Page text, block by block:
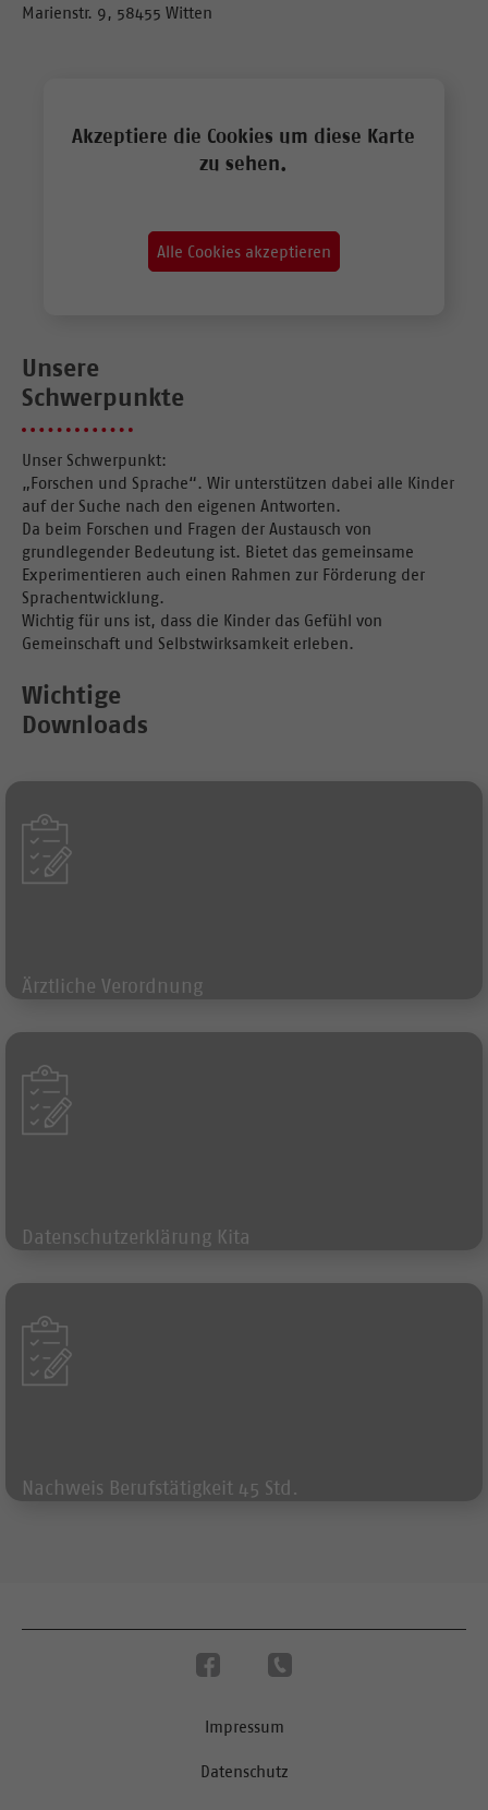
Marienstr. 9, 58455 Witten
Akzeptiere die Cookies um diese Karte
zu sehen.
Alle Cookies akzeptieren
Unsere
Schwerpunkte
Unser Schwerpunkt:
„Forschen und Sprache“. Wir unterstützen dabei alle Kinder
auf der Suche nach den eigenen Antworten.
Da beim Forschen und Fragen der Austausch von
grundlegender Bedeutung ist. Bietet das gemeinsame
Experimentieren auch einen Rahmen zur Förderung der
Sprachentwicklung.
Wichtig für uns ist, dass die Kinder das Gefühl von
Gemeinschaft und Selbstwirksamkeit erleben.
Wichtige
Downloads
Ärztliche Verordnung
Datenschutzerklärung Kita
Nachweis Berufstätigkeit 45 Std.
Impressum
Datenschutz